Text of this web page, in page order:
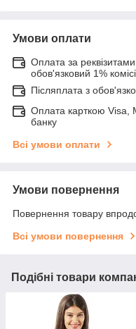
Умови оплати
Оплата за
обов'язковий 1%
Післяплата з
Оплата карткою Visa,
банку
Всі умови оплати
Умови повернення
Повернення товару
Всі умови повернення
Подібні товари